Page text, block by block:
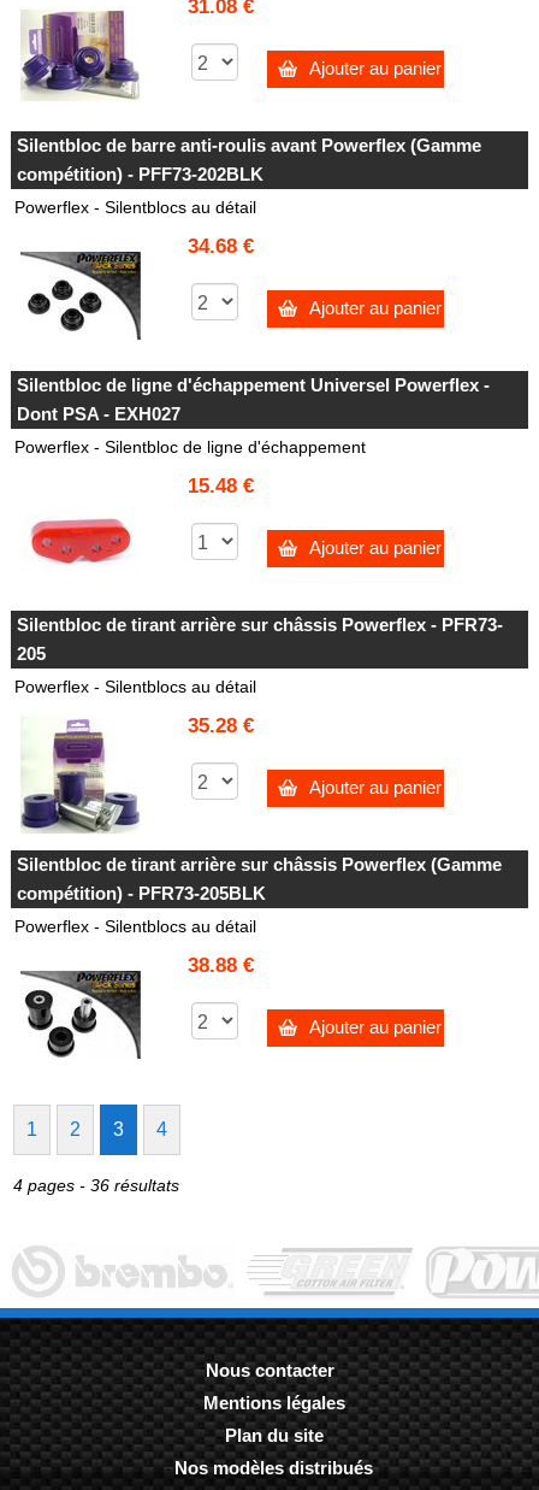
31.08 €
Ajouter au panier
Silentbloc de barre anti-roulis avant Powerflex (Gamme
compétition) - PFF73-202BLK
Powerflex - Silentblocs au détail
34.68 €
Ajouter au panier
Silentbloc de ligne d'échappement Universel Powerflex -
Dont PSA - EXH027
Powerflex - Silentbloc de ligne d'échappement
15.48 €
Ajouter au panier
Silentbloc de tirant arrière sur châssis Powerflex - PFR73-
205
Powerflex - Silentblocs au détail
35.28 €
Ajouter au panier
Silentbloc de tirant arrière sur châssis Powerflex (Gamme
compétition) - PFR73-205BLK
Powerflex - Silentblocs au détail
38.88 €
Ajouter au panier
1 2 3 4
4 pages - 36 résultats
Nous contacter
-Mentions légales
-Plan du site
-Nos modèles distribués